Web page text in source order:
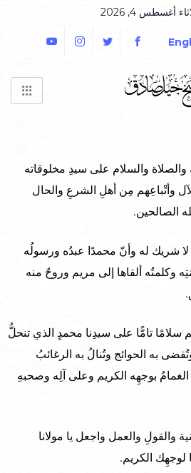
أغسطس 4, 2026
والصلاة والسلام على سيدِ مخلوقاته
وأتْباعِهم مِن أهلِ الشرعِ والحال
الصالحين.
لا شريك له وأنّ محمدًا عبدُه ورسولُه
وكلمتُه ألقاها إلى مريم وروحٌ منه
تامًّا على سيدِنا محمدٍ الذي تنحلُّ
به الحوائج وتُنالُ به الرغائبُ
بوجهِه الكريم وعلى آلِه وصحبهِ
والقولِ والعمل واجعل يا مولانا
لوجهِك الكريم.